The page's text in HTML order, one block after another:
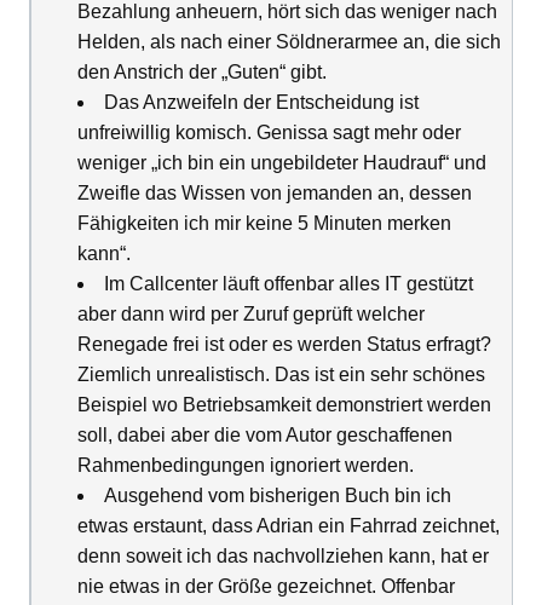
Bezahlung anheuern, hört sich das weniger nach
Helden, als nach einer Söldnerarmee an, die sich
den Anstrich der „Guten“ gibt.
Das Anzweifeln der Entscheidung ist
unfreiwillig komisch. Genissa sagt mehr oder
weniger „ich bin ein ungebildeter Haudrauf“ und
Zweifle das Wissen von jemanden an, dessen
Fähigkeiten ich mir keine 5 Minuten merken
kann“.
Im Callcenter läuft offenbar alles IT gestützt
aber dann wird per Zuruf geprüft welcher
Renegade frei ist oder es werden Status erfragt?
Ziemlich unrealistisch. Das ist ein sehr schönes
Beispiel wo Betriebsamkeit demonstriert werden
soll, dabei aber die vom Autor geschaffenen
Rahmenbedingungen ignoriert werden.
Ausgehend vom bisherigen Buch bin ich
etwas erstaunt, dass Adrian ein Fahrrad zeichnet,
denn soweit ich das nachvollziehen kann, hat er
nie etwas in der Größe gezeichnet. Offenbar